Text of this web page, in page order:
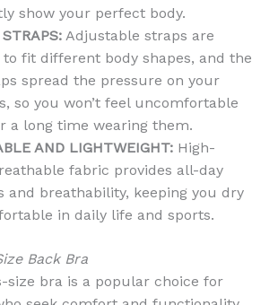
show your perfect body.
Adjustable straps are
to fit different body shapes, and the
spread the pressure on your
so you won’t feel uncomfortable
a long time wearing them.
AND LIGHTWEIGHT: High-
fabric provides all-day
and breathability, keeping you dry
in daily life and sports.
Back Bra
size bra is a popular choice for